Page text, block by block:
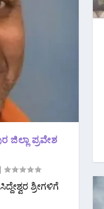
ಜಿಲ್ಲಾ ಪ್ರವೇಶ
|
ಶ್ರೀಗಳಿಗೆ